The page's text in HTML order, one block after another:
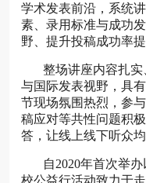
学术发表前沿，系统
素、录用标准与成功
野、提升投稿成功率提
整场讲座内容扎
与国际发表视野，具
节现场氛围热烈，参
稿应对等共性问题积
答，让线上线下听众
自2020年首次举